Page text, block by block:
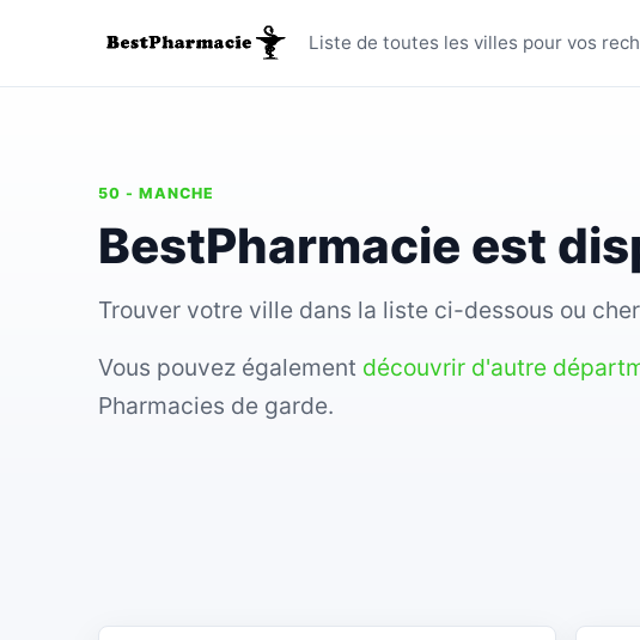
Toutes les
Liste de toutes les villes pour vos
50 - MANCHE
BestPharmacie est
Trouver votre ville dans la liste ci-dessous ou
Vous pouvez également découvrir d'autre
Pharmacies de garde.